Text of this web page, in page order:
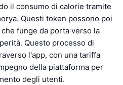
il consumo di calorie tramite
Questi token possono poi
funge da porta verso la
Questo processo di
l'app, con una tariffa
della piattaforma per
degli utenti.